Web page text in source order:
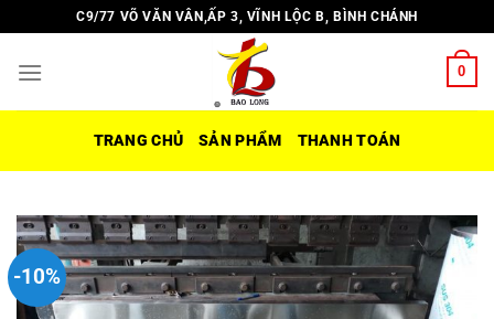
đến
nội
C9/77 VÕ VĂN VÂN,ẤP 3, VĨNH LỘC B, BÌNH CHÁNH
0
TRANG CHỦ SẢN PHẨM THANH TOÁN
-10%